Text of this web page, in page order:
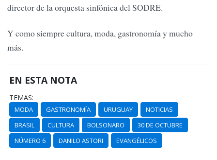
director de la orquesta sinfónica del SODRE.
Y como siempre cultura, moda, gastronomía y mucho
más.
EN ESTA NOTA
TEMAS:
MODA GASTRONOMÍA URUGUAY
NOTICIAS
BRASIL
CULTURA BOLSONARO
30 DE OCTUBRE
NÚMERO 6
DANILO ASTORI EVANGÉLICOS